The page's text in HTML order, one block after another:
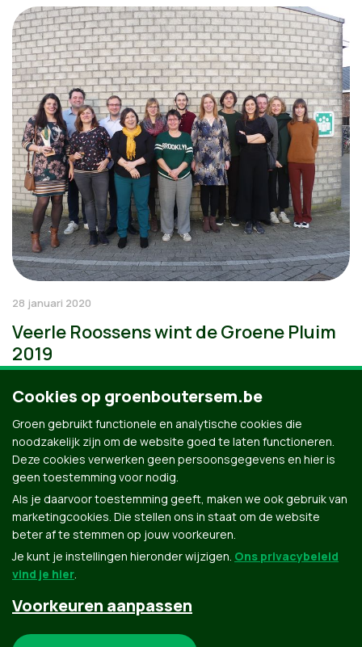
28 januari 2020
Veerle Roossens wint de Groene Pluim
2019
Groen.be
Cookies op groenboutersem.be
Groen gebruikt functionele en analytische cookies die
noodzakelijk zijn om de website goed te laten functioneren.
Deze cookies verwerken geen persoonsgegevens en hier is
geen toestemming voor nodig.
Als je daarvoor toestemming geeft, maken we ook gebruik van
marketingcookies. Die stellen ons in staat om de website
beter af te stemmen op jouw voorkeuren.
Je kunt je instellingen hieronder wijzigen. Ons privacybeleid
vind je hier.
Voorkeuren aanpassen